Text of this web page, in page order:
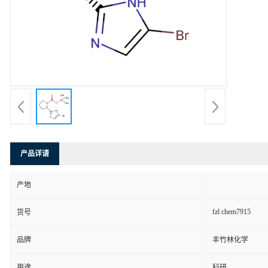
产品详请
产地
货号 fzl chem7915
品牌 丰竹林化学